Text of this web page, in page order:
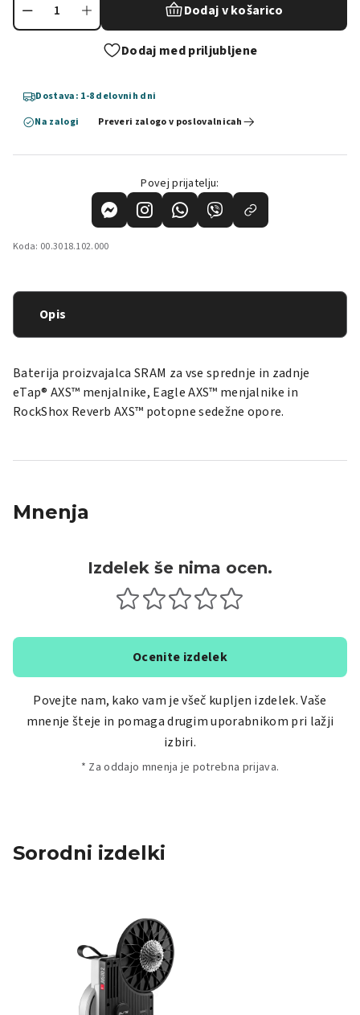
Dodaj v košarico
Dodaj med priljubljene
Dostava: 1-8 delovnih dni
Na zalogi
Preveri zalogo v poslovalnicah
Povej prijatelju:
Koda: 00.3018.102.000
Opis
Baterija proizvajalca SRAM za vse sprednje in zadnje
eTap® AXS™ menjalnike, Eagle AXS™ menjalnike in
RockShox Reverb AXS™ potopne sedežne opore.
Mnenja
Izdelek še nima ocen.
Ocenite izdelek
Povejte nam, kako vam je všeč kupljen izdelek. Vaše
mnenje šteje in pomaga drugim uporabnikom pri lažji
izbiri.
* Za oddajo mnenja je potrebna prijava.
Sorodni izdelki